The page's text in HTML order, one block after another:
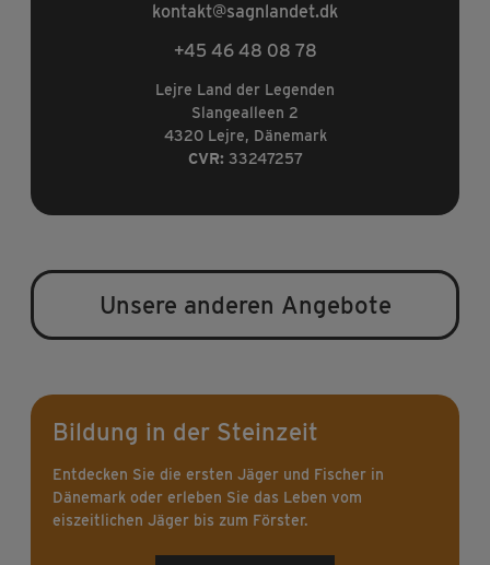
kontakt@sagnlandet.dk
+45 46 48 08 78
Lejre Land der Legenden
Slangealleen 2
4320 Lejre, Dänemark
CVR: 33247257
Unsere anderen Angebote
Bildung in der Steinzeit
Entdecken Sie die ersten Jäger und Fischer in
Dänemark oder erleben Sie das Leben vom
eiszeitlichen Jäger bis zum Förster.